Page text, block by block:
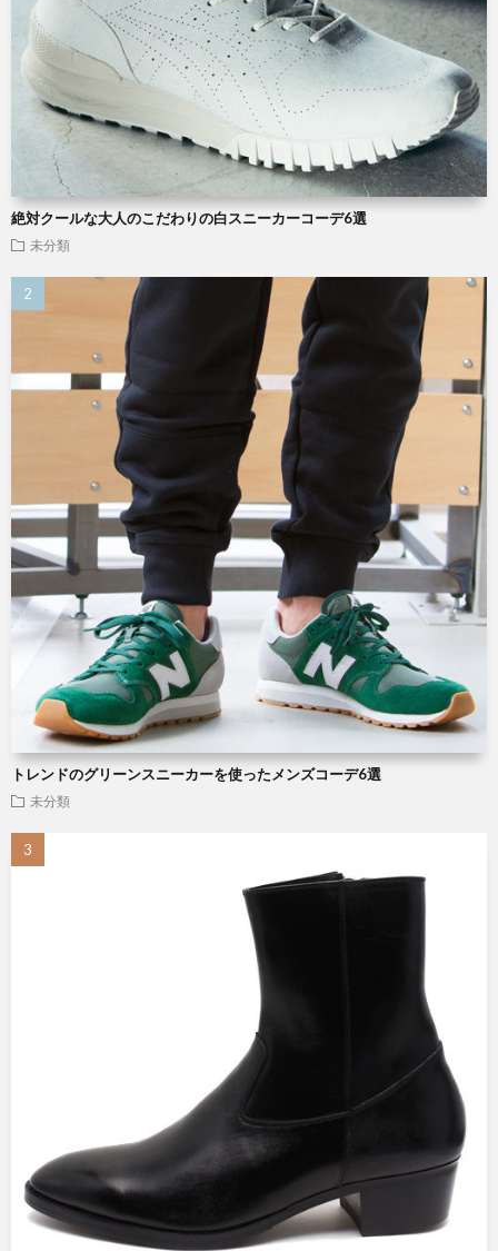
絶対クールな大人のこだわりの白スニーカーコーデ6選
未分類
トレンドのグリーンスニーカーを使ったメンズコーデ6選
未分類